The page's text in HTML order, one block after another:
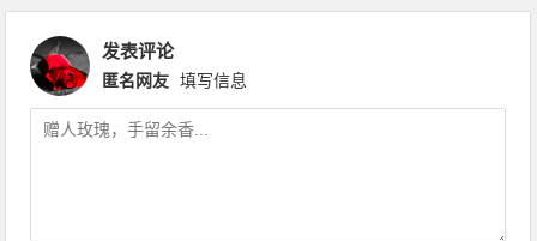
发表评论
匿名网友 填写信息